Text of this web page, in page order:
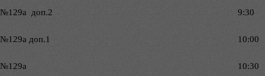
№129а доп.2 9:30
№129а доп.1 10:00
№129а 10:30